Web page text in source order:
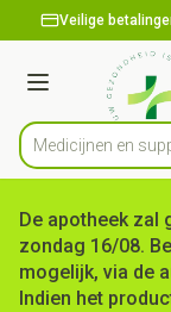
Ga naar de inhoud
1 van 1
Veilige
Menu
Product, merk,
Medicijnen en su
De apotheek zal
zondag 16/08.
mogelijk, via de
Indien het